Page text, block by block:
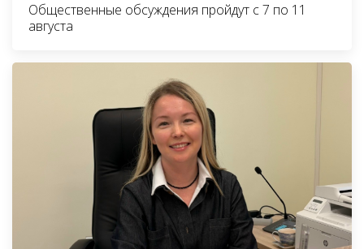
Общественные обсуждения пройдут с 7 по 11
августа